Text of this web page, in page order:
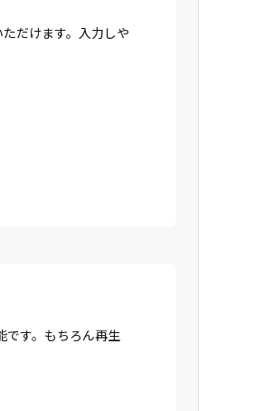
だけます。入力しや
です。もちろん再生